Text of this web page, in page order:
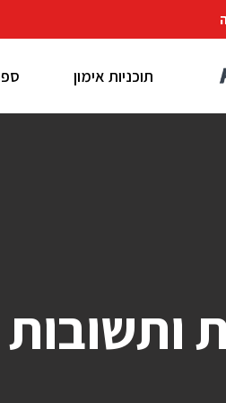
תוכניות אימון
ותשובות